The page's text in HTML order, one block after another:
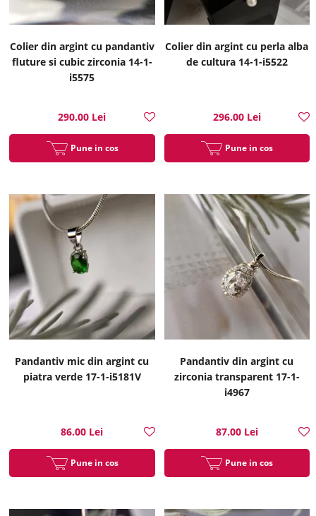
Colier din argint cu pandantiv
fluture si cubic zirconia 14-1-
i5575
290.00 Lei
Pune in cos
Colier din argint cu perla alba
de cultura 14-1-i5522
296.00 Lei
Pune in cos
Pandantiv mic din argint cu
piatra verde 17-1-i5181V
86.00 Lei
Pune in cos
Pandantiv din argint cu
zirconia transparent 17-1-
i4967
87.00 Lei
Pune in cos